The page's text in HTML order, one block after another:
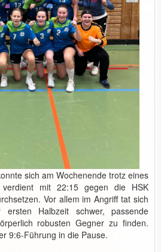
sich am Wochenende trotz eines
mit 22:15 gegen die HSK
Vor allem im Angriff tat sich
Halbzeit schwer, passende
robusten Gegner zu finden.
9:6-Führung in die Pause.